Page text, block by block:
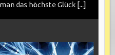
das höchste Glück [...]